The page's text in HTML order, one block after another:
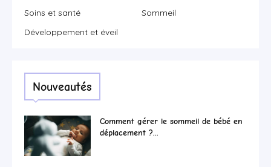
Soins et santé
Sommeil
Développement et éveil
Nouveautés
Comment gérer le sommeil de bébé en
déplacement ?...